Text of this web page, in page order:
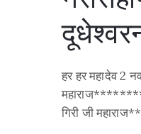
हर हर महादेव 2
गिरी जी